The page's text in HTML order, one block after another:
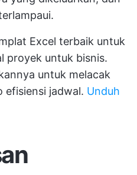
Excel terbaik untuk
proyek untuk bisnis.
untuk melacak
efisiensi jadwal. Unduh